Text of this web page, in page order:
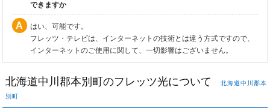
できますか
はい、可能です。
フレッツ・テレビは、インターネットの技術とは違う方式ですので、
インターネットのご使用に関して、一切影響はございません。
北海道中川郡本別町のフレッツ光について
北海道中川郡本
別町